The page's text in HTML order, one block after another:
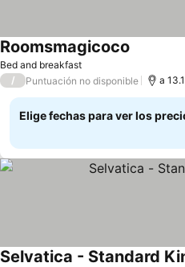
Bed and breakfast
Roomsmagicoco
/ Puntuación no disponible a
Elige fechas para ver los
Selvatica - Standard